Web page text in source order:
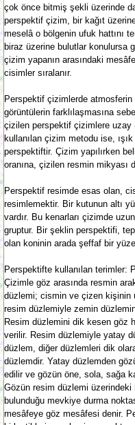
çok önce bitmiş şekli üzerinde
perspektif çizim, bir kağıt
meselâ o bölgenin ufuk hattını
biraz üzerine bulutlar konulursa
çizim yapanın arasındaki
cisimler sıralanır.
Perspektif çizimlerde
görüntülerin farklılaşmasına
çizilen perspektif çizimlere uzay
kullanılan çizim metodu ise,
perspektiftir. Çizim yapılırken
oranına, çizilen resmin mikyası
Perspektif resimde esas olan,
resimlemektir. Bir kutunun altı
vardır. Bu kenarları çizimde
gruptur. Bir şeklin perspektifi,
olan koninin arada şeffaf bir
Perspektifte kullanılan terimler:
Çizimle göz arasında resmin
düzlemi; cismin ve çizen kişinin
resim düzlemiyle zemin
Resim düzlemini dik kesen göz
verilir. Resim düzlemiyle yatay
düzlem, diğer düzlemleri dik
düzlemdir. Yatay düzlemden
edilir ve gözün öne, sola, sağa
Gözün resim düzlemi
bulunduğu mevkiye durma
mesâfeye göz mesâfesi denir.